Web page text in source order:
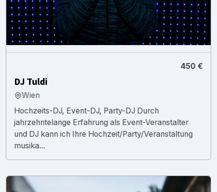
450 €
DJ Tuldi
Wien
Hochzeits-DJ, Event-DJ, Party-DJ Durch
jahrzehntelange Erfahrung als Event-Veranstalter
und DJ kann ich Ihre Hochzeit/Party/Veranstaltung
musika...